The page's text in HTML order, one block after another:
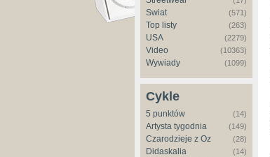
Świat (571)
Top listy (263)
USA (2279)
Video (10363)
Wywiady (1099)
Cykle
5 punktów (14)
Artysta tygodnia (149)
Czarodzieje z Oz (28)
Didaskalia (14)